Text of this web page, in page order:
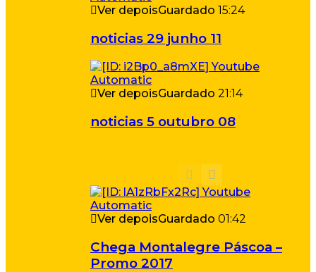
Ver depoisGuardado 15:24
noticias 29 junho 11
Ver depoisGuardado 21:14
noticias 5 outubro 08
Ver depoisGuardado 01:42
Chega Montalegre Páscoa –
Promo 2017